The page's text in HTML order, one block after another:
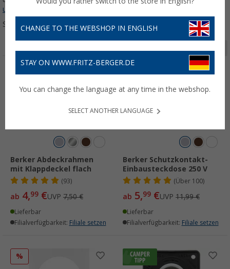
unsere Kategorie
Sortieren:
%
Berker Abdeckrahmen
mit Klappdeckel flach
(93)
ab 4,99 €UVP 7,50 €
Lieferbar
Filialverfügbarkeit: Filiale setzen
%
Berker Schutzkontakt-
Einbausteckdose 250 V
(Über100)
ab 5,99 €UVP 11,99 €
Lieferbar
Filialverfügbarkeit: Filiale setzen
%
CHANGE TO THE WEBSHOP IN ENGLISH
STAY ON WWW.FRITZ-BERGER.DE
You can change the language at any time in the webshop.
SELECT ANOTHER LANGUAGE